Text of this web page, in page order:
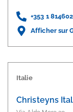
+353 1
Afficher sur
Italie
Christeyns